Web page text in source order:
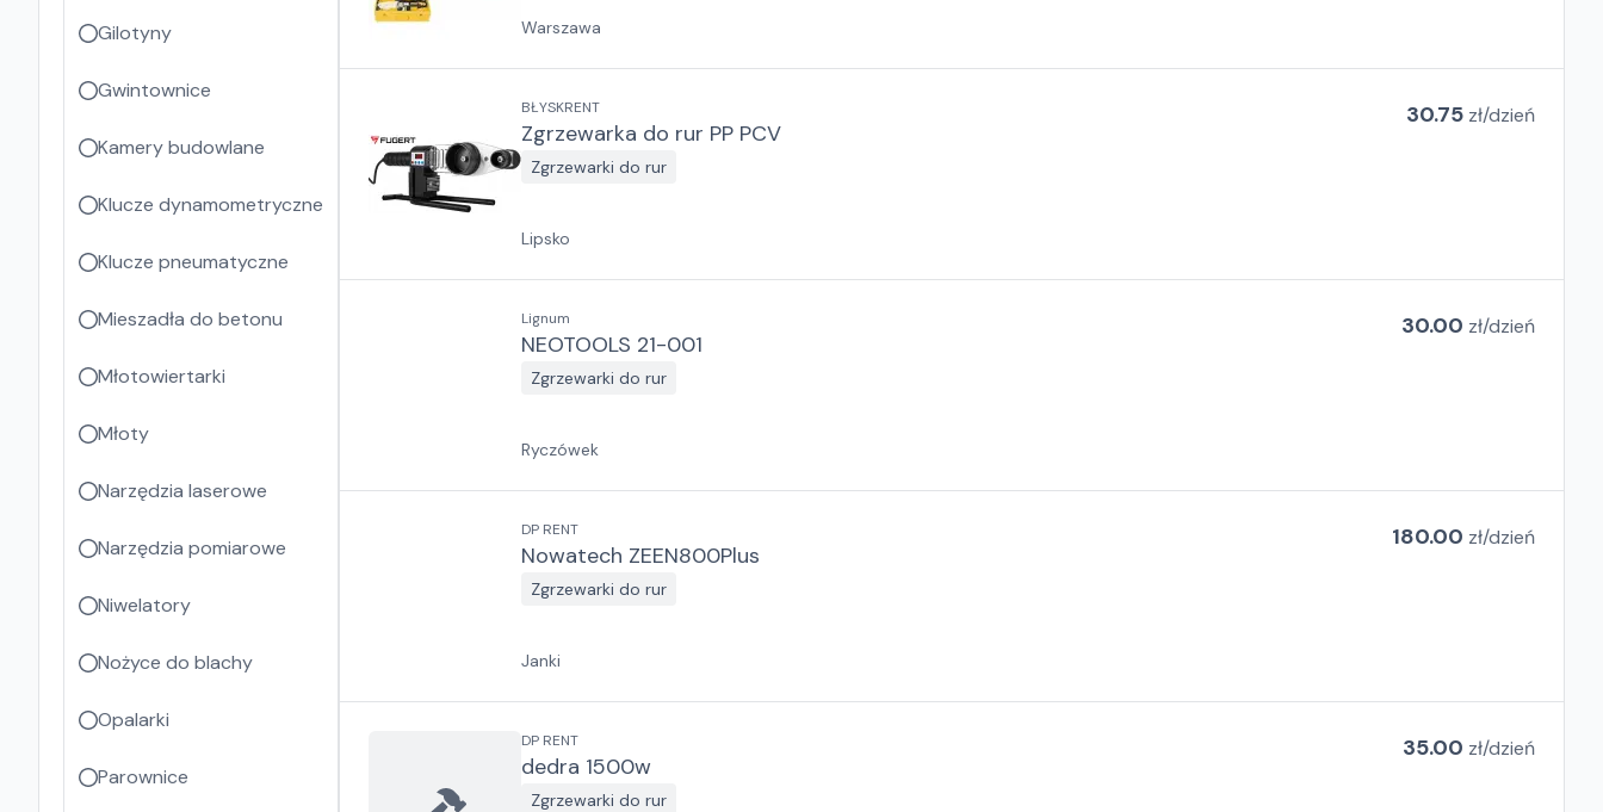
Warszawa
BŁYSKRENT
Zgrzewarka do rur PP PCV
Zgrzewarki do rur
30.75 zł/dzień
Lipsko
Lignum
NEOTOOLS 21-001
Zgrzewarki do rur
30.00 zł/dzień
Ryczówek
DP RENT
Nowatech ZEEN800Plus
Zgrzewarki do rur
180.00 zł/dzień
Janki
DP RENT
dedra 1500w
Zgrzewarki do rur
35.00 zł/dzień
Gilotyny
Gwintownice
Kamery budowlane
Klucze dynamometryczne
Klucze pneumatyczne
Mieszadła do betonu
Młotowiertarki
Młoty
Narzędzia laserowe
Narzędzia pomiarowe
Niwelatory
Nożyce do blachy
Opalarki
Parownice